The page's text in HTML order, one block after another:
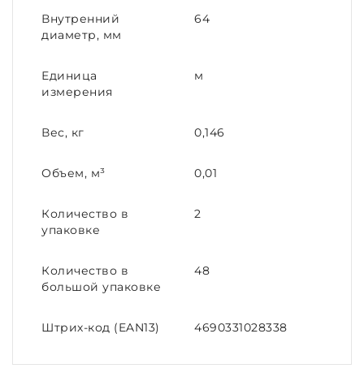
Внутренний
диаметр, мм
64
Единица
измерения
м
Вес, кг 0,146
Объем, м³ 0,01
Количество в
упаковке
2
Количество в
большой упаковке
48
Штрих-код (EAN13) 4690331028338